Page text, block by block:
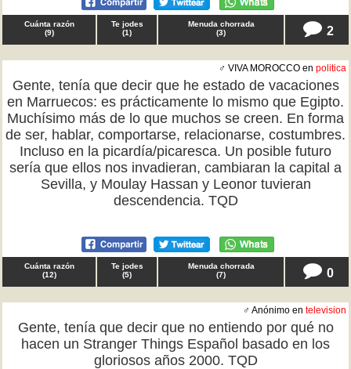
Cuánta razón
(9)
Te jodes
(1)
Menuda chorrada
(3) 2
♂ VIVA MOROCCO en politica
Gente, tenía que decir que he estado de vacaciones
en Marruecos: es prácticamente lo mismo que Egipto.
Muchísimo más de lo que muchos se creen. En forma
de ser, hablar, comportarse, relacionarse, costumbres.
Incluso en la picardía/picaresca. Un posible futuro
sería que ellos nos invadieran, cambiaran la capital a
Sevilla, y Moulay Hassan y Leonor tuvieran
descendencia. TQD
Cuánta razón
(12)
Te jodes
(5)
Menuda chorrada
(7) 0
♂ Anónimo en television
Gente, tenía que decir que no entiendo por qué no
hacen un Stranger Things Español basado en los
gloriosos años 2000. TQD